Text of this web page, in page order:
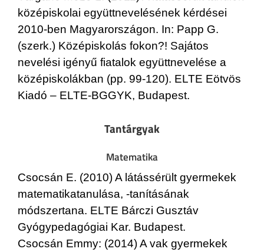
középiskolai együttnevelésének kérdései
2010-ben Magyarországon. In: Papp G.
(szerk.) Középiskolás fokon?! Sajátos
nevelési igényű fiatalok együttnevelése a
középiskolákban (pp. 99-120). ELTE Eötvös
Kiadó – ELTE-BGGYK, Budapest.
Tantárgyak
Matematika
Csocsán E. (2010) A látássérült gyermekek
matematikatanulása, -tanításának
módszertana. ELTE Bárczi Gusztáv
Gyógypedagógiai Kar. Budapest.
Csocsán Emmy: (2014) A vak gyermekek